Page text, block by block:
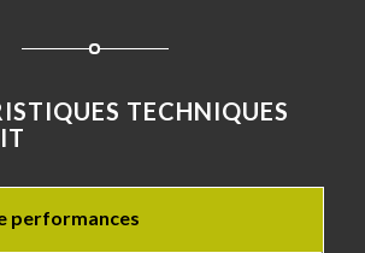
TECHNIQUES
performances